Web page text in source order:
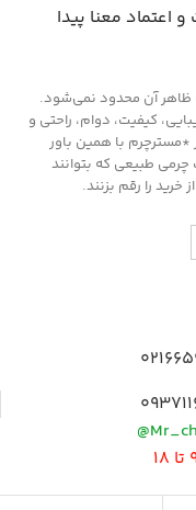
و کفش، پوشاک و مبلمان
اعتماد معنا پیدا
ظاهر آن محدود نمی‌شود.
کیفیت، دوام، راحتی و
*مسترچرم با همین باور
چرمی طبیعی که بتوانند
را رقم بزنند.